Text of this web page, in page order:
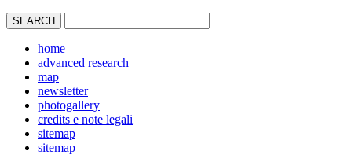
home
advanced research
map
newsletter
photogallery
credits e note legali
sitemap
sitemap